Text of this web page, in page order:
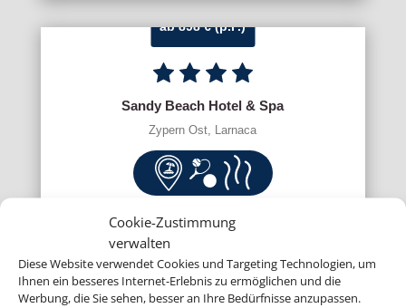
Cookie-Zustimmung
verwalten
Diese Website verwendet Cookies und Targeting Technologien, um
Ihnen ein besseres Internet-Erlebnis zu ermöglichen und die
Werbung, die Sie sehen, besser an Ihre Bedürfnisse anzupassen.
ab 898 € (p.P.)
Sandy Beach Hotel & Spa
Zypern Ost, Larnaca
ab 981 € (p.P.)